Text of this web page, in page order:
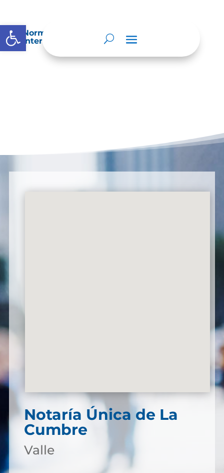
Abrir barra de herramientas
Normatividad especial que les aplique de
interés.
Notaría Única de La
Cumbre
Valle